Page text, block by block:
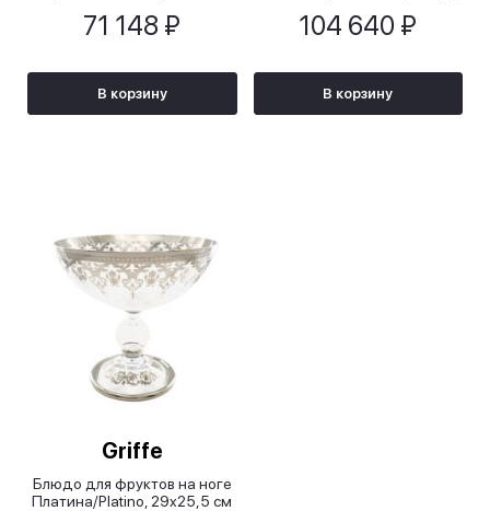
71 148 ₽
В корзину
104 640 ₽
В корзину
Griffe
Блюдо для фруктов на ноге
Платина/Platino, 29x25,5 см